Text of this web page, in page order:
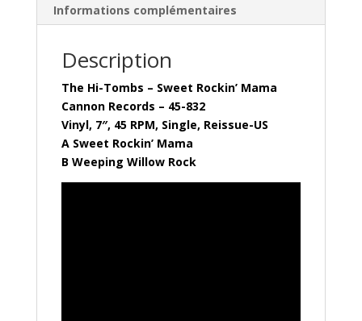
Informations complémentaires
Description
The Hi-Tombs – Sweet Rockin’ Mama
Cannon Records – 45-832
Vinyl, 7″, 45 RPM, Single, Reissue-US
A Sweet Rockin’ Mama
B Weeping Willow Rock